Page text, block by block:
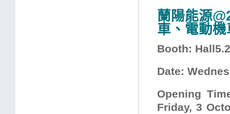
蘭陽能源
車、電動
Booth:
Date:
Opening
Friday, 3